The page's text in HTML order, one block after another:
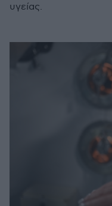
υγείας.